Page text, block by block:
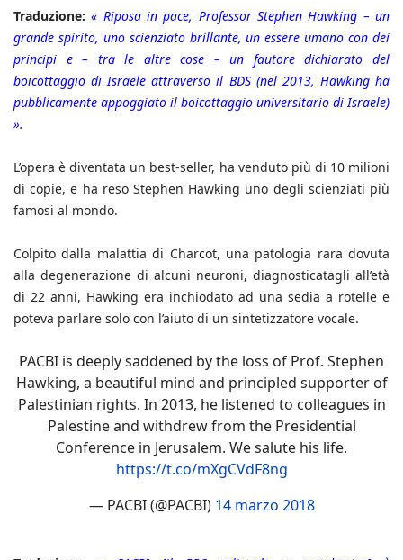
Traduzione: « Riposa in pace, Professor Stephen Hawking – un
grande spirito, uno scienziato brillante, un essere umano con dei
principi e – tra le altre cose – un fautore dichiarato del
boicottaggio di Israele attraverso il BDS (nel 2013, Hawking ha
pubblicamente appoggiato il boicottaggio universitario di Israele)
».
L’opera è diventata un best-seller, ha venduto più di 10 milioni
di copie, e ha reso Stephen Hawking uno degli scienziati più
famosi al mondo.
Colpito dalla malattia di Charcot, una patologia rara dovuta
alla degenerazione di alcuni neuroni, diagnosticatagli all’età
di 22 anni, Hawking era inchiodato ad una sedia a rotelle e
poteva parlare solo con l’aiuto di un sintetizzatore vocale.
PACBI is deeply saddened by the loss of Prof. Stephen
Hawking, a beautiful mind and principled supporter of
Palestinian rights. In 2013, he listened to colleagues in
Palestine and withdrew from the Presidential
Conference in Jerusalem. We salute his life.
https://t.co/mXgCVdF8ng
— PACBI (@PACBI) 14 marzo 2018